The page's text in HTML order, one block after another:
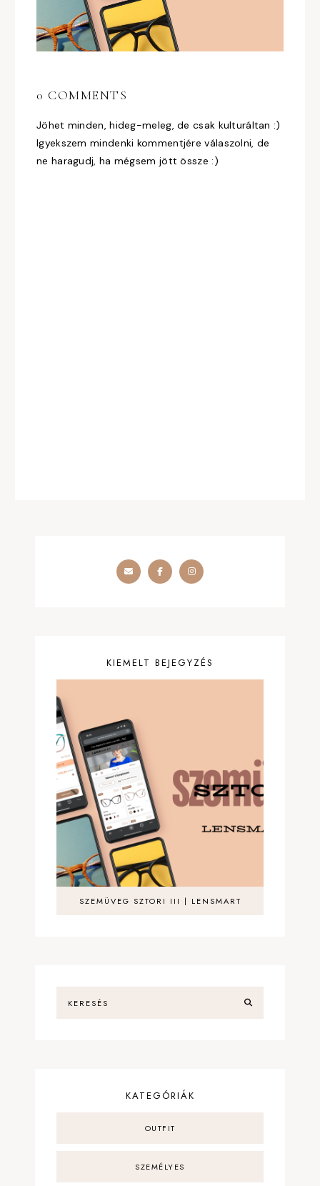
0 COMMENTS
Jöhet minden, hideg-meleg, de csak kulturáltan :)
Igyekszem mindenki kommentjére válaszolni, de
ne haragudj, ha mégsem jött össze :)
KIEMELT BEJEGYZÉS
SZEMÜVEG SZTORI III | LENSMART
KATEGÓRIÁK
OUTFIT
SZEMÉLYES